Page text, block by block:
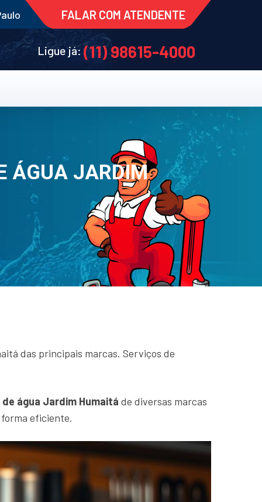
FALAR COM ATENDENTE
Ligue já:(11) 98615-4000
ÁGUA JARDIM
das principais marcas. Serviços de
água Jardim Humaitá de diversas marcas
eficiente.